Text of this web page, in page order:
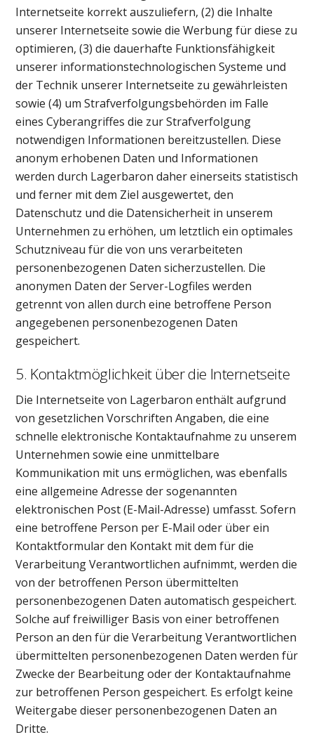
Internetseite korrekt auszuliefern, (2) die Inhalte
unserer Internetseite sowie die Werbung für diese zu
optimieren, (3) die dauerhafte Funktionsfähigkeit
unserer informationstechnologischen Systeme und
der Technik unserer Internetseite zu gewährleisten
sowie (4) um Strafverfolgungsbehörden im Falle
eines Cyberangriffes die zur Strafverfolgung
notwendigen Informationen bereitzustellen. Diese
anonym erhobenen Daten und Informationen
werden durch Lagerbaron daher einerseits statistisch
und ferner mit dem Ziel ausgewertet, den
Datenschutz und die Datensicherheit in unserem
Unternehmen zu erhöhen, um letztlich ein optimales
Schutzniveau für die von uns verarbeiteten
personenbezogenen Daten sicherzustellen. Die
anonymen Daten der Server-Logfiles werden
getrennt von allen durch eine betroffene Person
angegebenen personenbezogenen Daten
gespeichert.
5. Kontaktmöglichkeit über die Internetseite
Die Internetseite von Lagerbaron enthält aufgrund
von gesetzlichen Vorschriften Angaben, die eine
schnelle elektronische Kontaktaufnahme zu unserem
Unternehmen sowie eine unmittelbare
Kommunikation mit uns ermöglichen, was ebenfalls
eine allgemeine Adresse der sogenannten
elektronischen Post (E-Mail-Adresse) umfasst. Sofern
eine betroffene Person per E-Mail oder über ein
Kontaktformular den Kontakt mit dem für die
Verarbeitung Verantwortlichen aufnimmt, werden die
von der betroffenen Person übermittelten
personenbezogenen Daten automatisch gespeichert.
Solche auf freiwilliger Basis von einer betroffenen
Person an den für die Verarbeitung Verantwortlichen
übermittelten personenbezogenen Daten werden für
Zwecke der Bearbeitung oder der Kontaktaufnahme
zur betroffenen Person gespeichert. Es erfolgt keine
Weitergabe dieser personenbezogenen Daten an
Dritte.